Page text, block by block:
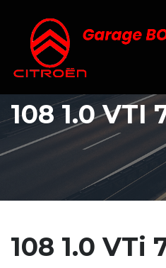
108 1.0 VTI
108 1.0 VTi